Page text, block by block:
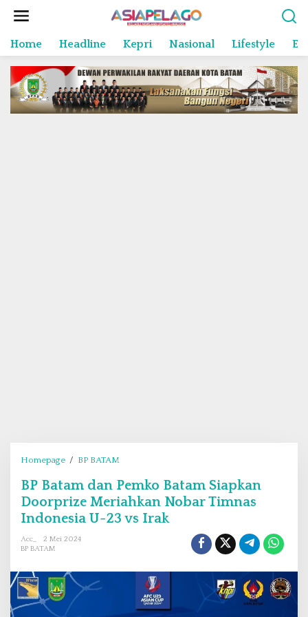
Home Headline Kepri Nasional Lifestyle
Homepage / BP BATAM
B
a
t
a
BP Batam dan Pemko Batam Siapkan
Doorprize Meriahkan Nobar Timnas
Indonesia U-23 vs Irak
Acc_
2 Mei 2024
BP BATAM